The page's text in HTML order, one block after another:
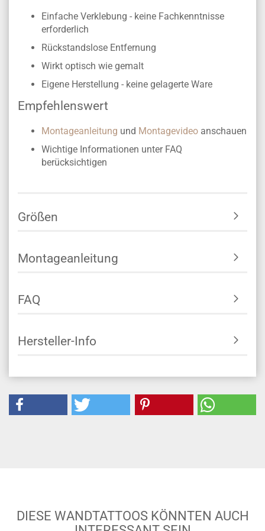
Einfache Verklebung - keine Fachkenntnisse
erforderlich
Rückstandslose Entfernung
Wirkt optisch wie gemalt
Eigene Herstellung - keine gelagerte Ware
Empfehlenswert
Montageanleitung und Montagevideo anschauen
Wichtige Informationen unter FAQ
berücksichtigen
Größen
Montageanleitung
FAQ
Hersteller-Info
DIESE WANDTATTOOS KÖNNTEN AUCH